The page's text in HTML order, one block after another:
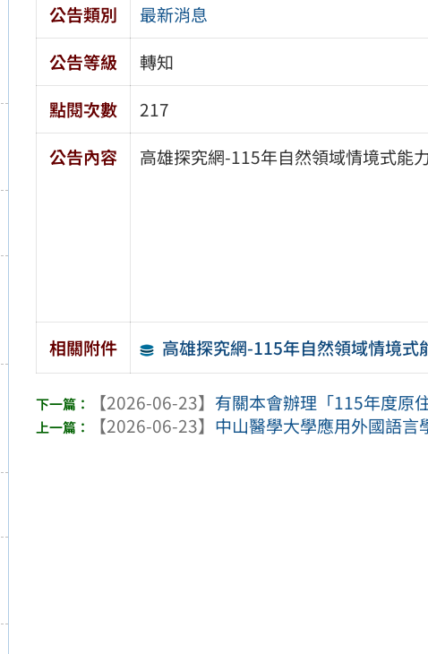
公告類別
最新消息
公告等級
轉知
點閱次數
217
公告內容
高雄探究網-115年自然領域情境式能
相關附件 高雄探究網-115年自然領域情境
【2026-06-23】 有關本會辦理「115年度原
【2026-06-23】 中山醫學大學應用外國語言